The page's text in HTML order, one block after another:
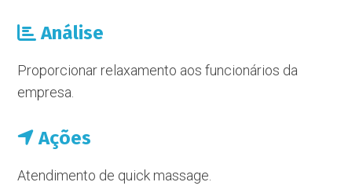
Análise
Proporcionar relaxamento aos funcionários da
empresa.
Ações
Atendimento de quick massage.